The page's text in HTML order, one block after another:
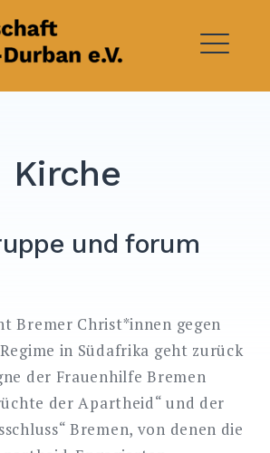
Kirche
und forum
Bremer Christ*innen gegen
in Südafrika geht zurück
der Frauenhilfe Bremen
der Apartheid“ und der
Bremen, von denen die